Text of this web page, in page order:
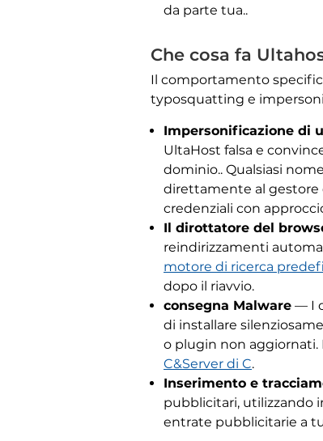
da parte tua..
Che cosa fa
Il comportamento
typosquatting e
Impersonificazione di
UltaHost falsa e
dominio.. Qualsiasi
direttamente al gestore
credenziali con
Il dirottatore del
reindirizzamenti
motore di ricerca
dopo il riavvio.
consegna Malware — I
di installare
o plugin non aggiornati.
C&Server di C.
Inserimento e
pubblicitari, utilizzando
entrate pubblicitarie a